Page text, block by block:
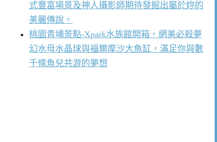
式豐富場景及神人攝影師期待發掘出屬於妳的
美麗傳說。
桃園青埔景點-Xpark水族館開箱，網美必殺夢
幻水母水晶球與福爾摩沙大魚缸，滿足你與數
千條魚兒共游的夢想